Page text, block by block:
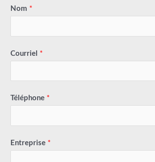
Nom *
Courriel *
Téléphone *
Entreprise *